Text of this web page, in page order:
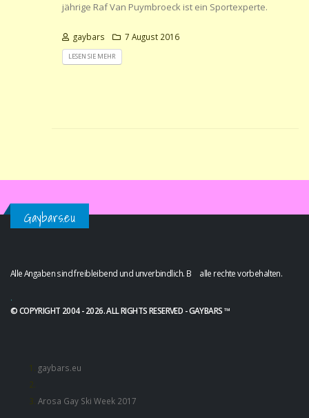
jährige Raf Van Puymbroeck ist ein Sportexperte.
gaybars 7 August 2016
LESEN SIE MEHR
Gaybars.eu
Alle Angaben sind freibleibend und unverbindlich. B alle rechte vorbehalten.
.
© COPYRIGHT 2004 - 2026. ALL RIGHTS RESERVED - GAYBARS ™
gaybars.eu
Arosa Gay Ski Week 2017